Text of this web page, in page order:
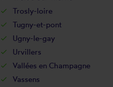
Trosly-loire
Tugny-et-pont
Ugny-le-gay
Urvillers
Vallées en Champagne
Vassens